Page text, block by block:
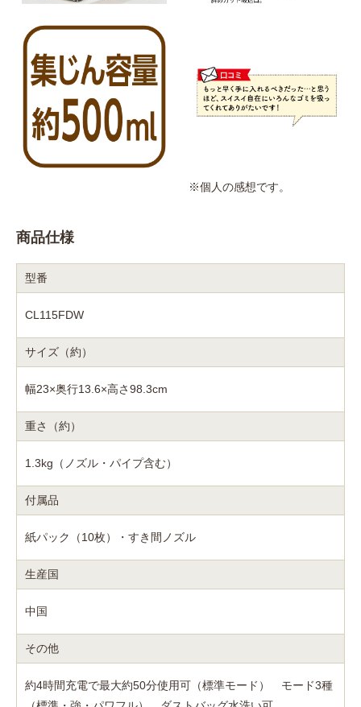
※個人の感想です。
商品仕様
型番
CL115FDW
サイズ（約）
幅23×奥行13.6×高さ98.3cm
重さ（約）
1.3kg（ノズル・パイプ含む）
付属品
紙パック（10枚）・すき間ノズル
生産国
中国
その他
約4時間充電で最大約50分使用可（標準モード） モード3種